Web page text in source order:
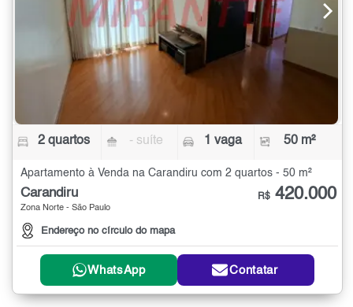
2 quartos - suíte 1 vaga 50 m²
Apartamento à Venda na Carandiru com 2 quartos - 50 m²
Carandiru
Zona Norte - São Paulo
Endereço no círculo do mapa
R$ 420.000
WhatsApp Contatar